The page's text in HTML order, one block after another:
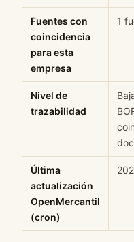
Fuentes con
coincidencia
para esta
empresa
1
Nivel de
trazabilidad
Última
actualización
OpenMercantil
(cron)